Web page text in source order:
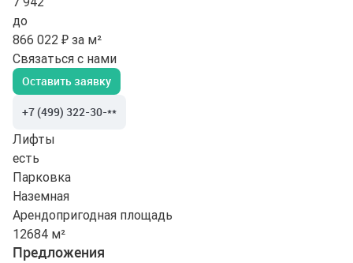
до
866 022 ₽ за м²
Связаться с нами
Оставить заявку
+7 (499) 322-30-**
Лифты
есть
Парковка
Наземная
Арендопригодная площадь
12684 м²
Предложения